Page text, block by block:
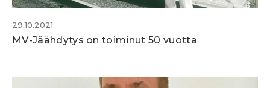
29.10.2021
MV-Jäähdytys on toiminut 50 vuotta